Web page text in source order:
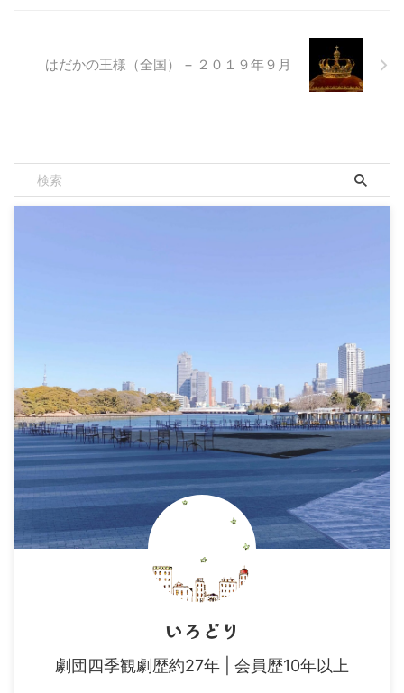
はだかの王様（全国） − ２０１９年９月
いろどり
劇団四季観劇歴約27年 | 会員歴10年以上